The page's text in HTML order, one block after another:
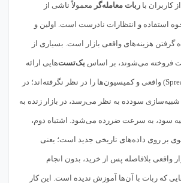
کاربران با ربات معامله‌گر معمولاً ناشی از
استفاده و انتظارات نادرست است. اولین و
گرفتن هزینه‌های واقعی بازار است. بسیاری از
فروخته می‌شوند، بر اساس بک‌تست‌هایی ارائه
می‌شوند که اسپرد (Spread) واقعی و کمیسیون‌ها را در نظر نگرفته‌اند؛ در
سودده به نظر می‌رسد، در بازار زنده به
سود، به سرعت ضررده می‌شود. اشتباه دوم،
بر روی داده‌های تاریخی جدید است؛ یعنی
واقعی بلافاصله پس از خرید، بدون انجام
که ربات با آن‌ها آموزش ندیده است. این کار